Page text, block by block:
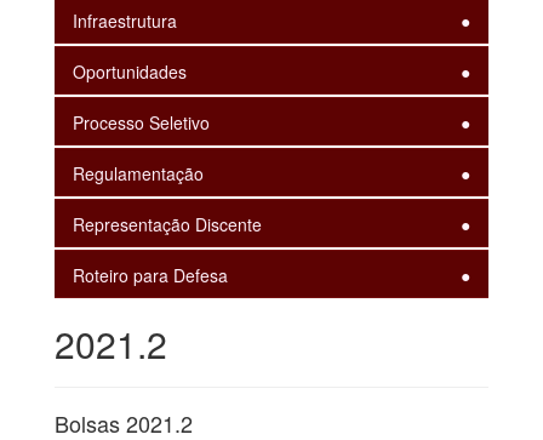
Infraestrutura
Oportunidades
Processo Seletivo
Regulamentação
Representação Discente
Roteiro para Defesa
2021.2
Bolsas 2021.2